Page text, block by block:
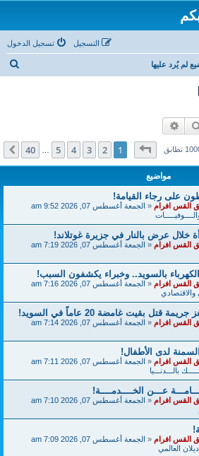
تسجيل الدخول التسجيل
لم يُرد عليها
ب
بحث
صفحة1من40
1
2
3
4
5
40 التالي
مواضيع
على رجاء القيامة!
القس افرام«الجمعة أغسطس 07, 2026 9:52 am
خلال عرض بالنار في جزيرة غوتلاند!
القس افرام«الجمعة أغسطس 07, 2026 7:19 am
بالسويد.. وخبراء يكشفون السبب!
القس افرام«الجمعة أغسطس 07, 2026 7:16 am
بقيت غامضة 20 عاماً في السويد!
القس افرام«الجمعة أغسطس 07, 2026 7:14 am
لدى الأطفال!
القس افرام«الجمعة أغسطس 07, 2026 7:11 am
بالـــدنـــيا
عـــن الخــــدمــــة!
القس افرام«الجمعة أغسطس 07, 2026 7:10 am
القس افرام«الجمعة أغسطس 07, 2026 7:09 am
العالمي